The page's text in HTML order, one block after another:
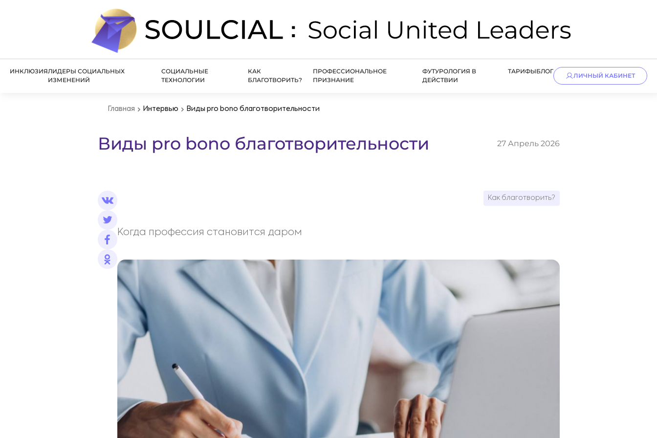
ИНКЛЮЗИЯЛИДЕРЫ СОЦИАЛЬНЫХ
ИЗМЕНЕНИЙ
СОЦИАЛЬНЫЕ
ТЕХНОЛОГИИ
КАК
БЛАГОТВОРИТЬ?
ПРОФЕССИОНАЛЬНОЕ
ПРИЗНАНИЕ
ФУТУРОЛОГИЯ В
ДЕЙСТВИИ
ТАРИФЫБЛОГ
ЛИЧНЫЙ КАБИНЕТ
Главная Интервью Виды pro bono благотворительности
Виды pro bono благотворительности 27 Апрель 2026
Как благотворить?
Когда профессия становится даром